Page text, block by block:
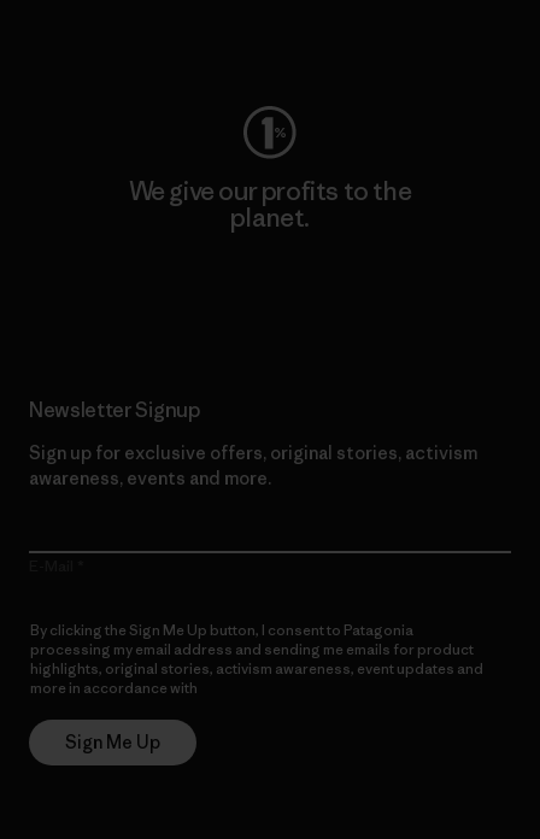
We give our profits to the
planet.
Newsletter Signup
Sign up for exclusive offers, original stories, activism
awareness, events and more.
By clicking the Sign Me Up button, I consent to Patagonia
processing my email address and sending me emails for product
highlights, original stories, activism awareness, event updates and
more in accordance with
Sign Me Up